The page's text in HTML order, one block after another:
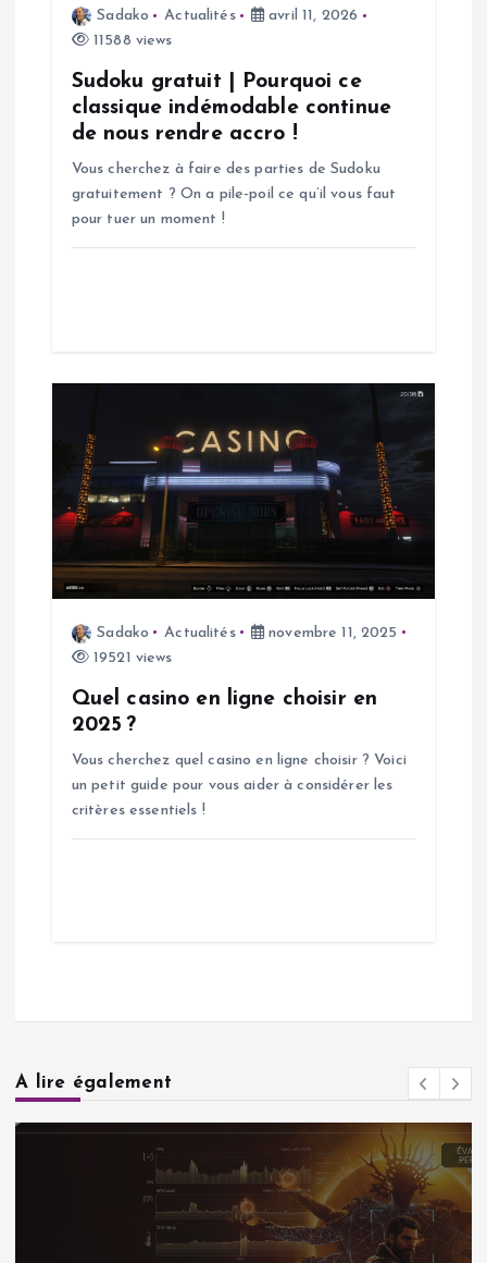
e
Sadako Actualités
avril 11, 2026
11588 views
Sudoku gratuit | Pourquoi ce
classique indémodable continue
de nous rendre accro !
Vous cherchez à faire des parties de Sudoku
gratuitement ? On a pile-poil ce qu’il vous faut
pour tuer un moment !
Sadako Actualités
novembre 11, 2025
19521 views
Quel casino en ligne choisir en
2025 ?
Vous cherchez quel casino en ligne choisir ? Voici
un petit guide pour vous aider à considérer les
critères essentiels !
A lire également